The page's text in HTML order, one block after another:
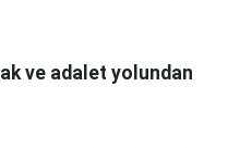
ve adalet yolundan